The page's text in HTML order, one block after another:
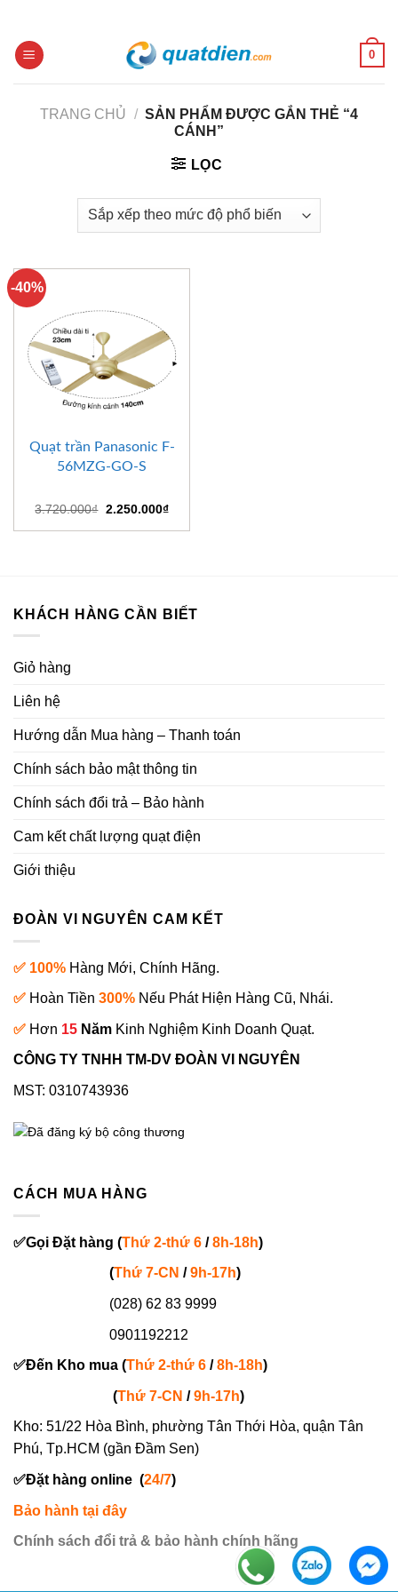
content
0
TRANG CHỦ / SẢN PHẨM ĐƯỢC GẮN THẺ “4
CÁNH”
LỌC
-40%
Quạt trần Panasonic F-
56MZG-GO-S
3.720.000₫ Giá
là:
2.250.000₫Giá
tại
KHÁCH HÀNG CẦN BIẾT
Giỏ hàng
Liên hệ
Hướng dẫn Mua hàng – Thanh toán
Chính sách bảo mật thông tin
Chính sách đổi trả – Bảo hành
Cam kết chất lượng quạt điện
Giới thiệu
ĐOÀN VI NGUYÊN CAM KẾT
✅ 100% Hàng Mới, Chính Hãng.
✅ Hoàn Tiền 300% Nếu Phát Hiện Hàng Cũ, Nhái.
✅ Hơn 15 Năm Kinh Nghiệm Kinh Doanh Quạt.
CÔNG TY TNHH TM-DV ĐOÀN VI NGUYÊN
MST: 0310743936
CÁCH MUA HÀNG
✅Gọi Đặt hàng (Thứ 2-thứ 6 /8h-18h)
(Thứ 7-CN /9h-17h)
(028) 62 83 9999
0901192212
✅Đến Kho mua (Thứ 2-thứ 6 /8h-18h)
(Thứ 7-CN /9h-17h)
Kho: 51/22 Hòa Bình, phường Tân Thới Hòa, quận Tân
Phú, Tp.HCM (gần Đầm Sen)
✅Đặt hàng online (24/7)
Bảo hành tại đây
Chính sách đổi trả & bảo hành chính hãng